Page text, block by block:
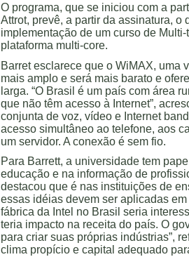
O programa, que se iniciou com a
Attrot, prevê, a partir da assinatura,
implementação de um curso de
plataforma multi-core.
Barret esclarece que o WiMAX, uma
mais amplo e será mais barato e
larga. “O Brasil é um país com área
que não têm acesso à Internet”,
conjunta de voz, vídeo e Internet
acesso simultâneo ao telefone, aos
um servidor. A conexão é sem fio.
Para Barrett, a universidade tem
educação e na informação de
destacou que é nas instituições de
essas idéias devem ser aplicadas
fábrica da Intel no Brasil seria
teria impacto na receita do país. O
para criar suas próprias indústrias”,
clima propício e capital adequado